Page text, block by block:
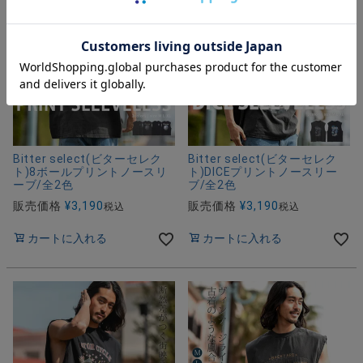
Bitter select(ビターセレク
ト)8ボールプリントノースリ
ーブ/全2色
販売価格 ¥3,190税込
カートに入れる
Bitter select(ビターセレク
ト)DICEプリントノースリー
ブ/全2色
販売価格 ¥3,190税込
カートに入れる